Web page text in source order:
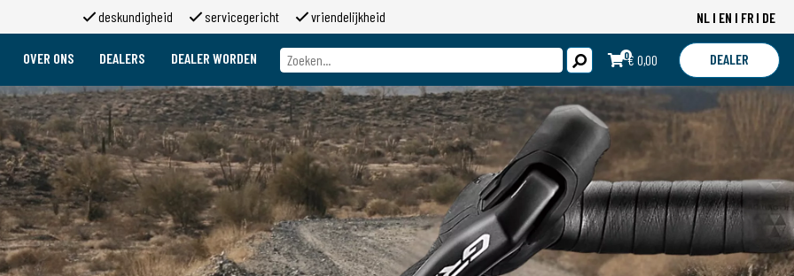
deskundigheid servicegericht vriendelijkheid NL EN FR DE
Merken
OVER ONS
Over ons
Over 2moso
Werken bij 2moso
Sponsoring
Contact
DEALERS DEALER WORDEN 0€ 0,00
DEALER
LOGIN